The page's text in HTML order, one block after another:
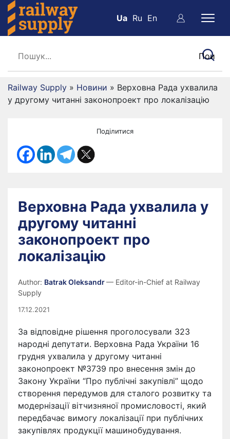
Ua Ru En
Railway Supply » Новини » Верховна Рада ухвалила
у другому читанні законопроект про локалізацію
Поділитися
Верховна Рада ухвалила у
другому читанні
законопроект про
локалізацію
Author: Batrak Oleksandr— Editor-in-Chief at Railway
Supply
17.12.2021
За відповідне рішення проголосували 323
народні депутати. Верховна Рада України 16
грудня ухвалила у другому читанні
законопроект №3739 про внесення змін до
Закону України “Про публічні закупівлі” щодо
створення передумов для сталого розвитку та
модернізації вітчизняної промисловості, який
передбачає вимогу локалізації при публічних
закупівлях продукції машинобудування.